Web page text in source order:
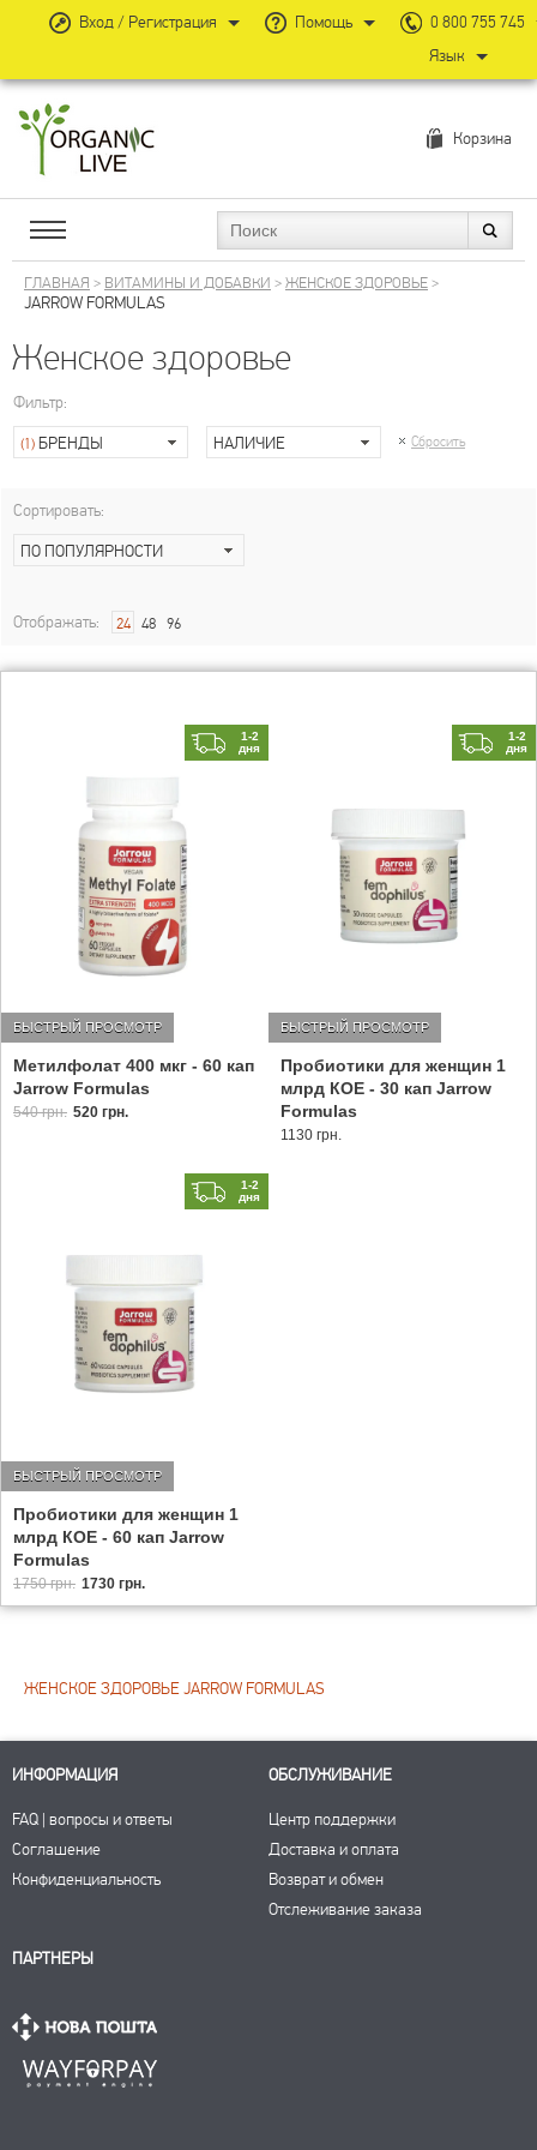
Корзина
ГЛАВНАЯ > ВИТАМИНЫ И ДОБАВКИ >ЖЕНСКОЕ ЗДОРОВЬЕ>
JARROW FORMULAS
Женское здоровье
Фильтр:
(1) БРЕНДЫ НАЛИЧИЕ Сбросить
Сортировать:
ПО ПОПУЛЯРНОСТИ
Отображать: 24 48 96
1-2
дня
Метилфолат 400 мкг - 60 кап
Jarrow Formulas
БЫСТРЫЙ ПРОСМОТР
540 грн. 520 грн.
1-2
дня
Пробиотики для женщин 1
млрд КОЕ - 30 кап Jarrow
Formulas
БЫСТРЫЙ ПРОСМОТР
1130 грн.
1-2
дня
Пробиотики для женщин 1
млрд КОЕ - 60 кап Jarrow
Formulas
БЫСТРЫЙ ПРОСМОТР
1750 грн. 1730 грн.
Вход / Регистрация Помощь
0 800 755 745
Язык
ЖЕНСКОЕ ЗДОРОВЬЕ JARROW FORMULAS
ИНФОРМАЦИЯ
FAQ | вопросы и ответы
Соглашение
Конфиденциальность
ОБСЛУЖИВАНИЕ
Центр поддержки
Доставка и оплата
Возврат и обмен
Отслеживание заказа
ПАРТНЕРЫ